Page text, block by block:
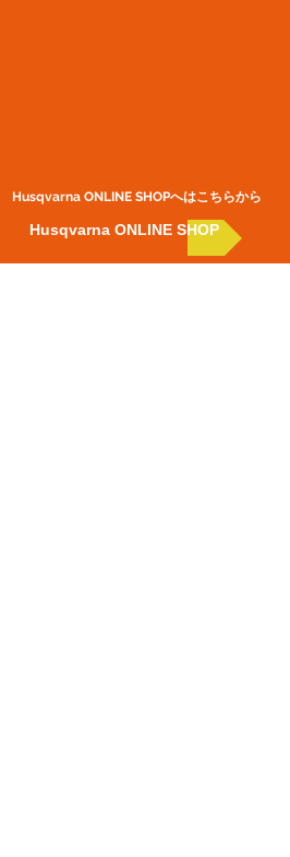
Husqvarna ONLINE SHOP​へはこちらから
Husqvarna ONLINE SHOP